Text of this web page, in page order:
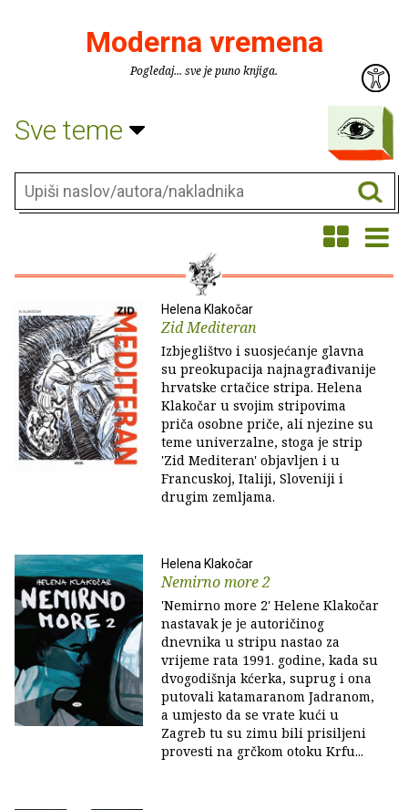
Moderna vremena
Pogledaj... sve je puno knjiga.
Sve teme
Helena Klakočar
Zid Mediteran
Izbjeglištvo i suosjećanje glavna
su preokupacija najnagrađivanije
hrvatske crtačice stripa. Helena
Klakočar u svojim stripovima
priča osobne priče, ali njezine su
teme univerzalne, stoga je strip
'Zid Mediteran' objavljen i u
Francuskoj, Italiji, Sloveniji i
drugim zemljama.
Helena Klakočar
Nemirno more 2
'Nemirno more 2' Helene Klakočar
nastavak je je autoričinog
dnevnika u stripu nastao za
vrijeme rata 1991. godine, kada su
dvogodišnja kćerka, suprug i ona
putovali katamaranom Jadranom,
a umjesto da se vrate kući u
Zagreb tu su zimu bili prisiljeni
provesti na grčkom otoku Krfu...